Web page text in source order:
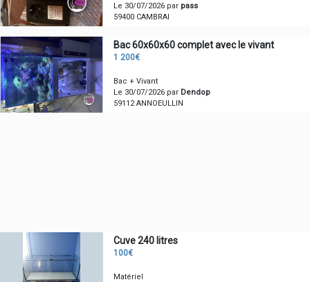
Le 30/07/2026 par pass
59400 CAMBRAI
Bac 60x60x60 complet avec le vivant
1 200€
Bac + Vivant
Le 30/07/2026 par Dendop
59112 ANNOEULLIN
Cuve 240 litres
100€
Matériel